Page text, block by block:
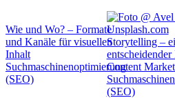
Wie und Wo? – Formate
und Kanäle für visuellen
Inhalt
Suchmaschinenoptimierung
(SEO)
Storytelling –
Content
(SEO)